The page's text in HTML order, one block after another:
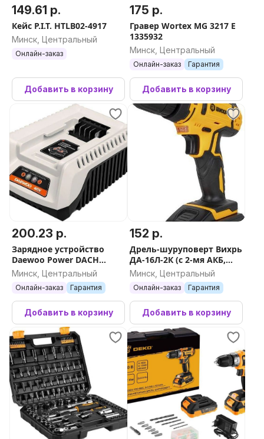
149.61 р.
Кейс P.I.T. HTLB02-4917
Минск, Центральный
Онлайн-заказ
Добавить в корзину
175 р.
Гравер Wortex MG 3217 E
1335932
Минск, Центральный
Онлайн-заказ Гарантия
Добавить в корзину
200.23 р.
Зарядное устройство
Daewoo Power DACH
2040Li (40В)
Минск, Центральный
Онлайн-заказ Гарантия
Добавить в корзину
152 р.
Дрель-шуруповерт Вихрь
ДА-16Л-2К (с 2-мя АКБ,
кейс)
Минск, Центральный
Онлайн-заказ Гарантия
Добавить в корзину